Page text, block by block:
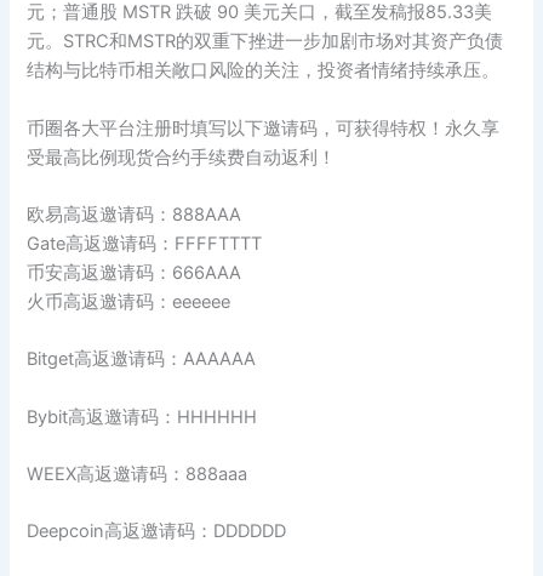
元；普通股 MSTR 跌破 90 美元关口，截至发稿报85.33美
元。STRC和MSTR的双重下挫进一步加剧市场对其资产负债
结构与比特币相关敞口风险的关注，投资者情绪持续承压。
币圈各大平台注册时填写以下邀请码，可获得特权！永久享
受最高比例现货合约手续费自动返利！
欧易高返邀请码：888AAA
Gate高返邀请码：FFFFTTTT
币安高返邀请码：666AAA
火币高返邀请码：eeeeee
Bitget高返邀请码：AAAAAA
Bybit高返邀请码：HHHHHH
WEEX高返邀请码：888aaa
Deepcoin高返邀请码：DDDDDD